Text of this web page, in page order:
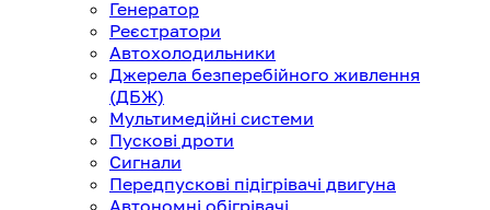
Генератор
Реєстратори
Автохолодильники
Джерела безперебійного живлення
(ДБЖ)
Мультимедійні системи
Пускові дроти
Сигнали
Передпускові підігрівачі двигуна
Автономні обігрівачі